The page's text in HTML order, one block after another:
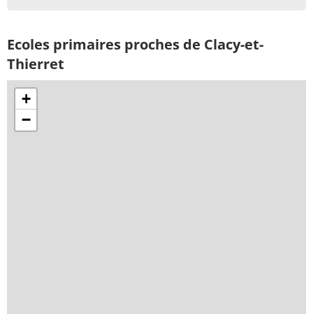
Ecoles primaires proches de Clacy-et-
Thierret
+
−